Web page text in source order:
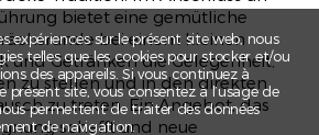
bietet eine gemütliche
bei einem kleinen
und Getränken die Gelegenheit,
zu stellen und in den direkten
zu treten. Ein Angebot, das
schafft und neue
expériences sur le présent site web, nous
telles que les cookies pour stocker et/ou
des appareils. Si vous continuez à
présent site, vous consentez à l’usage de
permettent de traiter des données
de navigation.